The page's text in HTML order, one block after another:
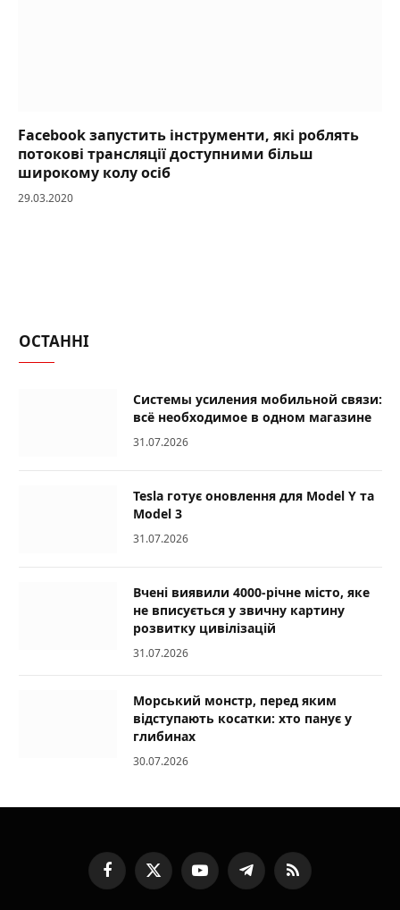
Facebook запустить інструменти, які роблять
потокові трансляції доступними більш
широкому колу осіб
29.03.2020
ОСТАННІ
Системы усиления мобильной связи:
всё необходимое в одном магазине
31.07.2026
Tesla готує оновлення для Model Y та
Model 3
31.07.2026
Вчені виявили 4000-річне місто, яке
не вписується у звичну картину
розвитку цивілізацій
31.07.2026
Морський монстр, перед яким
відступають косатки: хто панує у
глибинах
30.07.2026
FacebookX
(Twitter)
YouTube TelegramRSS